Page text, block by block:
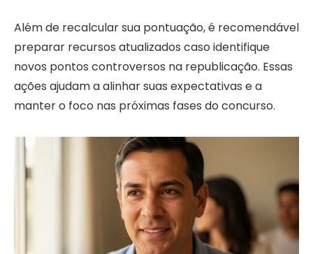
Além de recalcular sua pontuação, é recomendável
preparar recursos atualizados caso identifique
novos pontos controversos na republicação. Essas
ações ajudam a alinhar suas expectativas e a
manter o foco nas próximas fases do concurso.